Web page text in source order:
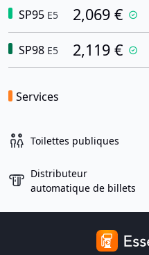
SP95 E5 2,069 €
SP98 E5 2,119 €
Services
Toilettes publiques
Distributeur
automatique de billets